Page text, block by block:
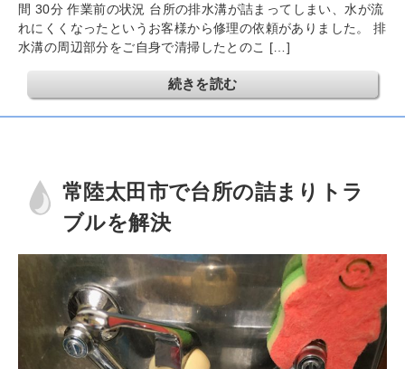
間 30分 作業前の状況 台所の排水溝が詰まってしまい、水が流
れにくくなったというお客様から修理の依頼がありました。 排
水溝の周辺部分をご自身で清掃したとのこ […]
続きを読む
常陸太田市で台所の詰まりトラ
ブルを解決